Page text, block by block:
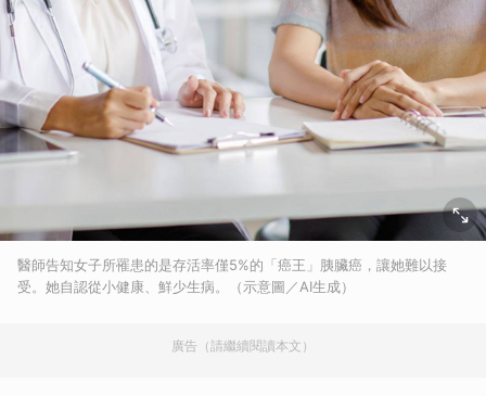
醫師告知女子所罹患的是存活率僅5%的「癌王」胰臟癌，讓她難以接
受。她自認從小健康、鮮少生病。（示意圖／AI生成）
廣告（請繼續閱讀本文）